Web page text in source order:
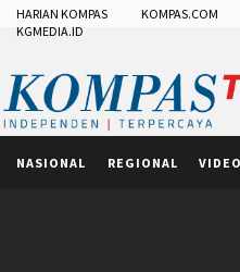
HARIAN KOMPAS KOMPAS.COM
KGMEDIA.ID
NASIONAL REGIONAL VIDEO